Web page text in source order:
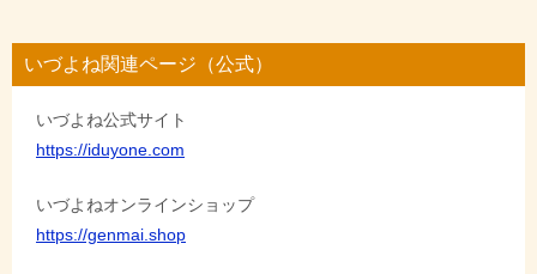
いづよね関連ページ（公式）
いづよね公式サイト
https://iduyone.com
いづよねオンラインショップ
https://genmai.shop